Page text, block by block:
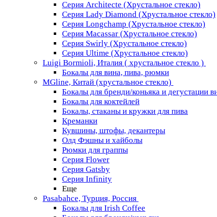
Серия Architecte (Хрустальное стекло)
Серия Lady Diamond (Хрустальное стекло)
Серия Longchamp (Хрустальное стекло)
Серия Macassar (Хрустальное стекло)
Серия Swirly (Хрустальное стекло)
Серия Ultime (Хрустальное стекло)
Luigi Bormioli, Италия ( хрустальное стекло )
Бокалы для вина, пива, рюмки
MGline, Китай (хрустальное стекло)
Бокалы для бренди/коньяка и дегустации
Бокалы для коктейлей
Бокалы, стаканы и кружки для пива
Креманки
Кувшины, штофы, декантеры
Олд Фэшны и хайболы
Рюмки для граппы
Серия Flower
Серия Gatsby
Серия Infinity
Еще
Pasabahce, Турция, Россия
Бокалы для Irish Coffee